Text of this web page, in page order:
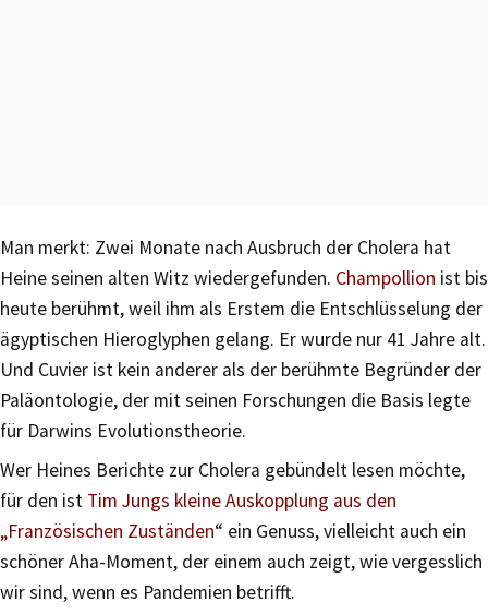
Man merkt: Zwei Monate nach Ausbruch der Cholera hat
Heine seinen alten Witz wiedergefunden. Champollion ist bis
heute berühmt, weil ihm als Erstem die Entschlüsselung der
ägyptischen Hieroglyphen gelang. Er wurde nur 41 Jahre alt.
Und Cuvier ist kein anderer als der berühmte Begründer der
Paläontologie, der mit seinen Forschungen die Basis legte
für Darwins Evolutionstheorie.
Wer Heines Berichte zur Cholera gebündelt lesen möchte,
für den ist Tim Jungs kleine Auskopplung aus den
„Französischen Zuständen“ ein Genuss, vielleicht auch ein
schöner Aha-Moment, der einem auch zeigt, wie vergesslich
wir sind, wenn es Pandemien betrifft.